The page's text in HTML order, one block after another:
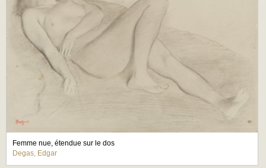
Femme nue, étendue sur le dos
Degas, Edgar